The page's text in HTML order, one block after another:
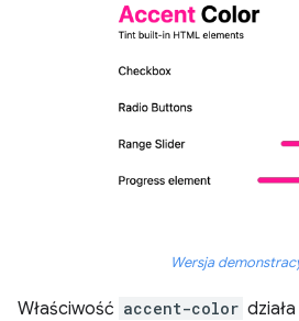
Wersja
Właściwość accent-color